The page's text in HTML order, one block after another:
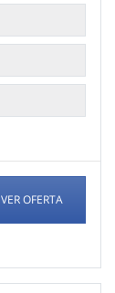
VER OFERTA